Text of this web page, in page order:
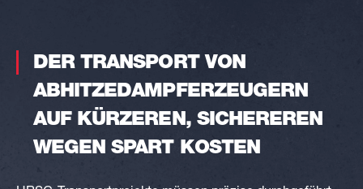
DER TRANSPORT VON
ABHITZEDAMPFERZEUGERN
AUF KÜRZEREN, SICHEREREN
WEGEN SPART KOSTEN